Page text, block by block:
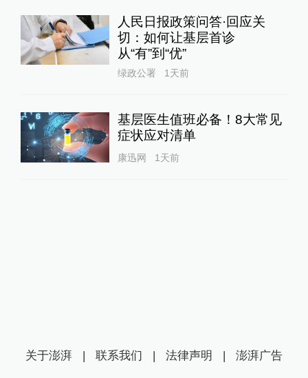
人民日报政策问答·回应关
切：如何让基层首诊
从“有”到“优”
绿政公署 1天前
基层医生值班必备！8大常见
症状应对清单
康迅网 1天前
关于澎湃 | 联系我们 | 法律声明 | 澎湃广告